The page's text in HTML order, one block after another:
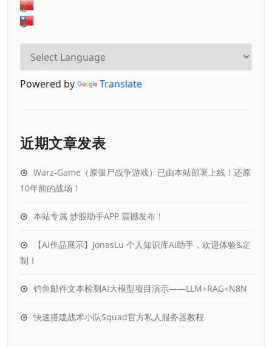
Powered by Translate
近期文章发表
Warz-Game（原僵尸战争游戏）已由本站部署上线！还原
10年前的战场！
本站专属 炒股助手APP 震撼发布！
【AI作品展示】JonasLu 个人知识库AI助手，欢迎体验&定
制！
钓鱼邮件文本检测AI大模型项目演示——LLM+RAG+N8N
快速搭建战术小队Squad官方私人服务器教程